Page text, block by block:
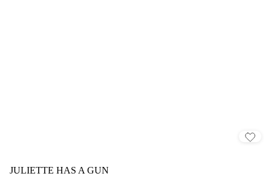
JULIETTE HAS A GUN